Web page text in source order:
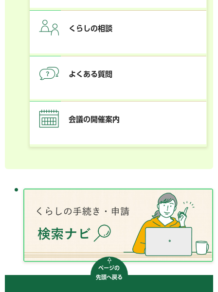
くらしの相談
よくある質問
会議の開催案内
ページの
先頭へ戻る